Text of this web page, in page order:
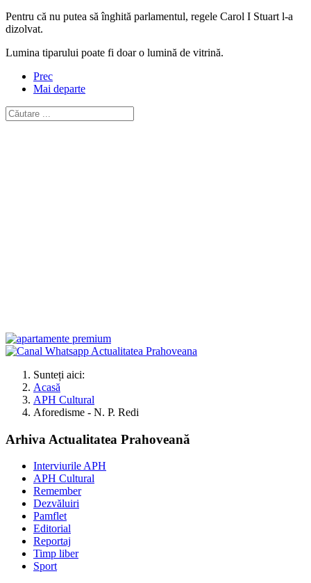
Pentru că nu putea să înghită parlamentul, regele Carol I Stuart l-a
dizolvat.
Lumina tiparului poate fi doar o lumină de vitrină.
Prec
Mai departe
Sunteți aici:
Acasă
APH Cultural
Aforedisme - N. P. Redi
Arhiva Actualitatea Prahoveană
Interviurile APH
APH Cultural
Remember
Dezvăluiri
Pamflet
Editorial
Reportaj
Timp liber
Sport